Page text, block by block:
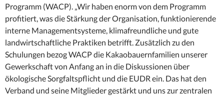
Programm (WACP). „Wir haben enorm von dem Programm
profitiert, was die Stärkung der Organisation, funktionierende
interne Managementsysteme, klimafreundliche und gute
landwirtschaftliche Praktiken betrifft. Zusätzlich zu den
Schulungen bezog WACP die Kakaobauernfamilien unserer
Gewerkschaft von Anfang an in die Diskussionen über
ökologische Sorgfaltspflicht und die EUDR ein. Das hat den
Verband und seine Mitglieder gestärkt und uns zur zentralen